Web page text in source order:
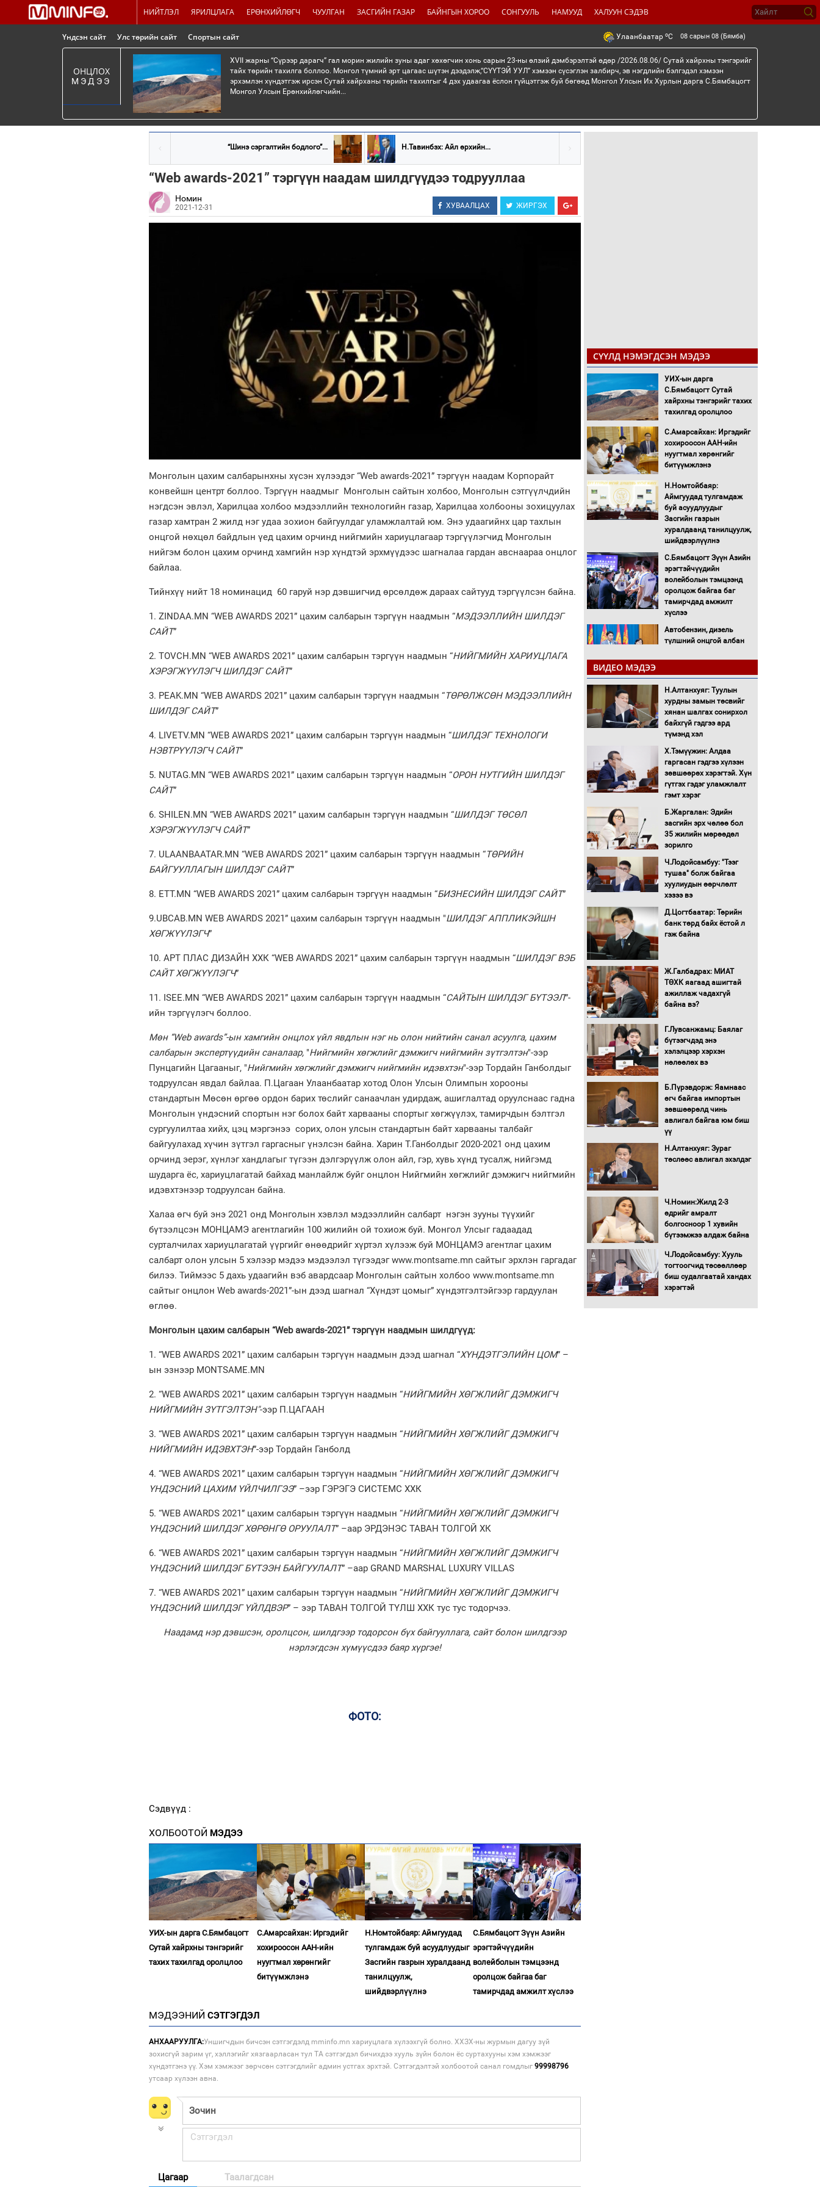
НИЙТЛЭЛ ЯРИЛЦЛАГА ЕРӨНХИЙЛӨГЧ ЧУУЛГАН ЗАСГИЙН ГАЗАР БАЙНГЫН ХОРОО СОНГУУЛЬ НАМУУД ХАЛУУН СЭДЭВ
Үндсэн сайт Улс төрийн сайт Спортын сайт Улаанбаатар oC 08 сарын 08 (Бямба)
ОНЦЛОХ
МЭДЭЭ
XVII жарны “Сүрээр дарагч” гал морин жилийн зуны адаг хөхөгчин хонь сарын 23-ны өлзий дэмбэрэлтэй өдөр /2026.08.06/ Сутай хайрхны тэнгэрийг
тайх төрийн тахилга боллоо. Монгол түмний эрт цагаас шүтэн дээдэлж,“СҮҮТЭЙ УУЛ” хэмээн сүсэглэн залбирч, эв нэгдлийн бэлгэдэл хэмээн
эрхэмлэн хүндэтгэж ирсэн Сутай хайрханы төрийн тахилгыг 4 дэх удаагаа ёслон гүйцэтгэж буй бөгөөд Монгол Улсын Их Хурлын дарга С.Бямбацогт
Монгол Улсын Ерөнхийлөгчийн...
“Шинэ сэргэлтийн бодлого”... Н.Тавинбэх: Айл өрхийн...
“Web awards-2021” тэргүүн наадам шилдгүүдээ тодрууллаа
Номин
2021-12-31 ХУВААЛЦАХ ЖИРГЭХ
Монголын цахим салбарынхны хүсэн хүлээдэг “Web awards-2021” тэргүүн наадам Корпорайт
конвейшн центрт боллоо. Тэргүүн наадмыг Монголын сайтын холбоо, Монголын сэтгүүлчдийн
нэгдсэн эвлэл, Харилцаа холбоо мэдээллийн технологийн газар, Харилцаа холбооны зохицуулах
газар хамтран 2 жилд нэг удаа зохион байгуулдаг уламжлалтай юм. Энэ удаагийнх цар тахлын
онцгой нөхцөл байдлын үед цахим орчинд нийгмийн хариуцлагаар тэргүүлэгчид Монголын
нийгэм болон цахим орчинд хамгийн нэр хүндтэй эрхмүүдээс шагналаа гардан авснаараа онцлог
байлаа.
Тийнхүү нийт 18 номинацид 60 гаруй нэр дэвшигчид өрсөлдөж дараах сайтууд тэргүүлсэн байна.
1. ZINDAA.MN “WEB AWARDS 2021” цахим салбарын тэргүүн наадмын “МЭДЭЭЛЛИЙН ШИЛДЭГ
САЙТ”
2. TOVCH.MN “WEB AWARDS 2021” цахим салбарын тэргүүн наадмын “НИЙГМИЙН ХАРИУЦЛАГА
ХЭРЭГЖҮҮЛЭГЧ ШИЛДЭГ САЙТ”
3. PEAK.MN “WEB AWARDS 2021” цахим салбарын тэргүүн наадмын “ТӨРӨЛЖСӨН МЭДЭЭЛЛИЙН
ШИЛДЭГ САЙТ”
4. LIVETV.MN “WEB AWARDS 2021” цахим салбарын тэргүүн наадмын “ШИЛДЭГ ТЕХНОЛОГИ
НЭВТРҮҮЛЭГЧ САЙТ”
5. NUTAG.MN “WEB AWARDS 2021” цахим салбарын тэргүүн наадмын “ОРОН НУТГИЙН ШИЛДЭГ
САЙТ”
6. SHILEN.MN “WEB AWARDS 2021” цахим салбарын тэргүүн наадмын “ШИЛДЭГ ТӨСӨЛ
ХЭРЭГЖҮҮЛЭГЧ САЙТ”
7. ULAANBAATAR.MN “WEB AWARDS 2021” цахим салбарын тэргүүн наадмын “ТӨРИЙН
БАЙГУУЛЛАГЫН ШИЛДЭГ САЙТ”
8. ETT.MN “WEB AWARDS 2021” цахим салбарын тэргүүн наадмын “БИЗНЕСИЙН ШИЛДЭГ САЙТ”
9.UBCАB.MN WEB AWARDS 2021” цахим салбарын тэргүүн наадмын "ШИЛДЭГ АППЛИКЭЙШН
ХӨГЖҮҮЛЭГЧ”
10. АРТ ПЛАС ДИЗАЙН ХХК “WEB AWARDS 2021” цахим салбарын тэргүүн наадмын “ШИЛДЭГ ВЭБ
САЙТ ХӨГЖҮҮЛЭГЧ”
11. ISEE.MN “WEB AWARDS 2021” цахим салбарын тэргүүн наадмын “САЙТЫН ШИЛДЭГ БҮТЭЭЛ”-
ийн тэргүүлэгч боллоо.
Мөн “Web awards”-ын хамгийн онцлох үйл явдлын нэг нь олон нийтийн санал асуулга, цахим
салбарын экспертүүдийн саналаар, "Нийгмийн хөгжлийг дэмжигч нийгмийн зүтгэлтэн"-ээр
Пунцагийн Цагааныг, "Нийгмийн хөгжлийг дэмжигч нийгмийн идэвхтэн"-ээр Тордайн Ганболдыг
тодруулсан явдал байлаа. П.Цагаан Улаанбаатар хотод Олон Улсын Олимпын хорооны
стандартын Мөсөн өргөө ордон барих төслийг санаачлан удирдаж, ашиглалтад оруулснаас гадна
Монголын үндэсний спортын нэг болох байт харвааны спортыг хөгжүүлэх, тамирчдын бэлтгэл
сургуулилтаа хийх, цэц мэргэнээ сорих, олон улсын стандартын байт харвааны талбайг
байгуулахад хүчин зүтгэл гаргасныг үнэлсэн байна. Харин Т.Ганболдыг 2020-2021 онд цахим
орчинд эерэг, хүнлэг хандлагыг түгээн дэлгэрүүлж олон айл, гэр, хувь хүнд тусалж, нийгэмд
шударга ёс, хариуцлагатай байхад манлайлж буйг онцлон Нийгмийн хөгжлийг дэмжигч нийгмийн
идэвхтэнээр тодруулсан байна.
Халаа өгч буй энэ 2021 онд Монголын хэвлэл мэдээллийн салбарт нэгэн зууны түүхийг
бүтээлцсэн МОНЦАМЭ агентлагийн 100 жилийн ой тохиож буй. Монгол Улсыг гадаадад
сурталчилах хариуцлагатай үүргийг өнөөдрийг хүртэл хүлээж буй МОНЦАМЭ агентлаг цахим
салбарт олон улсын 5 хэлээр мэдээ мэдээлэл түгээдэг www.montsame.mn сайтыг эрхлэн гаргадаг
билээ. Тиймээс 5 дахь удаагийн вэб авардсаар Монголын сайтын холбоо www.montsame.mn
сайтыг онцлон Web awards-2021”-ын дээд шагнал “Хүндэт цомыг” хүндэтгэлтэйгээр гардуулан
өглөө.
Монголын цахим салбарын “Web awards-2021” тэргүүн наадмын шилдгүүд:
1. “WEB AWARDS 2021” цахим салбарын тэргүүн наадмын дээд шагнал “ХҮНДЭТГЭЛИЙН ЦОМ” –
ын эзнээр MONTSAME.MN
2. “WEB AWARDS 2021” цахим салбарын тэргүүн наадмын “НИЙГМИЙН ХӨГЖЛИЙГ ДЭМЖИГЧ
НИЙГМИЙН ЗҮТГЭЛТЭН"-ээр П.ЦАГААН
3. “WEB AWARDS 2021” цахим салбарын тэргүүн наадмын “НИЙГМИЙН ХӨГЖЛИЙГ ДЭМЖИГЧ
НИЙГМИЙН ИДЭВХТЭН”-ээр Тордайн Ганболд
4. “WEB AWARDS 2021” цахим салбарын тэргүүн наадмын “НИЙГМИЙН ХӨГЖЛИЙГ ДЭМЖИГЧ
ҮНДЭСНИЙ ЦАХИМ ҮЙЛЧИЛГЭЭ” –ээр ГЭРЭГЭ СИСТЕМС ХХК
5. “WEB AWARDS 2021” цахим салбарын тэргүүн наадмын “НИЙГМИЙН ХӨГЖЛИЙГ ДЭМЖИГЧ
ҮНДЭСНИЙ ШИЛДЭГ ХӨРӨНГӨ ОРУУЛАЛТ” –аар ЭРДЭНЭС ТАВАН ТОЛГОЙ ХК
6. “WEB AWARDS 2021” цахим салбарын тэргүүн наадмын “НИЙГМИЙН ХӨГЖЛИЙГ ДЭМЖИГЧ
ҮНДЭСНИЙ ШИЛДЭГ БҮТЭЭН БАЙГУУЛАЛТ” –аар GRAND MARSHAL LUXURY VILLAS
7. “WEB AWARDS 2021” цахим салбарын тэргүүн наадмын “НИЙГМИЙН ХӨГЖЛИЙГ ДЭМЖИГЧ
ҮНДЭСНИЙ ШИЛДЭГ ҮЙЛДВЭР” – ээр ТАВАН ТОЛГОЙ ТҮЛШ ХХК тус тус тодорчээ.
Наадамд нэр дэвшсэн, оролцсон, шилдгээр тодорсон бүх байгууллага, сайт болон шилдгээр
нэрлэгдсэн хүмүүсдээ баяр хүргэе!
ФОТО:
Сэдвүүд :
ХОЛБООТОЙ МЭДЭЭ
УИХ-ын дарга С.Бямбацогт
Сутай хайрхны тэнгэрийг
тахих тахилгад оролцлоо
С.Амарсайхан: Иргэдийг
хохироосон ААН-ийн
нуугтмал хөрөнгийг
битүүмжлэнэ
Н.Номтойбаяр: Аймгуудад
тулгамдаж буй асуудлуудыг
Засгийн газрын хуралдаанд
танилцуулж,
шийдвэрлүүлнэ
С.Бямбацогт Зүүн Азийн
эрэгтэйчүүдийн
волейболын тэмцээнд
оролцож байгаа баг
тамирчдад амжилт хүслээ
МЭДЭЭНИЙ СЭТГЭГДЭЛ
АНХААРУУЛГА:Уншигчдын бичсэн сэтгэгдэлд mminfo.mn хариуцлага хүлээхгүй болно. ХХЗХ-ны журмын дагуу зүй
зохисгүй зарим үг, хэллэгийг хязгаарласан тул ТА сэтгэгдэл бичихдээ хууль зүйн болон ёс суртахууны хэм хэмжээг
хүндэтгэнэ үү. Хэм хэмжээг зөрчсөн сэтгэгдлийг админ устгах эрхтэй. Сэтгэгдэлтэй холбоотой санал гомдлыг 99998796
утсаар хүлээн авна.
Цагаар Таалагдсан
СҮҮЛД НЭМЭГДСЭН МЭДЭЭ
УИХ-ын дарга
С.Бямбацогт Сутай
хайрхны тэнгэрийг тахих
тахилгад оролцлоо
С.Амарсайхан: Иргэдийг
хохироосон ААН-ийн
нуугтмал хөрөнгийг
битүүмжлэнэ
Н.Номтойбаяр:
Аймгуудад тулгамдаж
буй асуудлуудыг
Засгийн газрын
хуралдаанд танилцуулж,
шийдвэрлүүлнэ
С.Бямбацогт Зүүн Азийн
эрэгтэйчүүдийн
волейболын тэмцээнд
оролцож байгаа баг
тамирчдад амжилт
хүслээ
Автобензин, дизель
түлшний онцгой албан
Санхүүгийн хэмнэлтийн
горимд эрүүл мэндийн
салбар хамаарахгүй
Нөөцийн махны
нээлттэй ил тод болгоно
Монгол Улс “COP17”-д
“Тал хээрийн
танилцуулна
16 төрлийн эмийг нэг эх
үүсвэрээс худалдан авах
Бүх шатанд хэмнэлтийн
горимд шилжиж, найр
гадаад томилолтыг
хориглолоо
Засгийн газрын ээлжит
хуралдаан болж байна
Автомашинд улсын
дугаарын тэгш,
сондгойгоор шатахуун
Бага орлоготой
иргэдийн орлогод
татвар ногдуулахгүй
байх эрх зүйн орчныг
Хөшөө бүтсэн түүхийг
Хөвсгөл нуурын лусыг
тахих төрийн тахилгын
ёслол боллоо
“Хар жагсаалт”-ын
асуудлыг цэгцлэх
чиглэлээр
Монголбанкны
хугацаатай үүрэг өглөө
ВИДЕО МЭДЭЭ
Н.Алтанхуяг: Туулын
хурдны замын төсвийг
хянан шалгах сонирхол
байхгүй гэдгээ ард
түмэнд хэл
Х.Тэмүүжин: Алдаа
гаргасан гэдгээ хүлээн
зөвшөөрөх хэрэгтэй. Хүн
гүтгэх гэдэг уламжлалт
гэмт хэрэг
Б.Жаргалан: Эдийн
засгийн эрх чөлөө бол
35 жилийн мөрөөдөл
зорилго
Ч.Лодойсамбуу: "Тээг
тушаа" болж байгаа
хуулиудын өөрчлөлт
хэзээ вэ
Д.Цогтбаатар: Төрийн
банк төрд байх ёстой л
гэж байна
Ж.Галбадрах: МИАТ
ТӨХК яагаад ашигтай
ажиллаж чадахгүй
байна вэ?
Г.Лувсанжамц: Баялаг
бүтээгчдэд энэ
хэлэлцээр хэрхэн
нөлөөлөх вэ
Б.Пүрэвдорж: Яамнаас
өгч байгаа импортын
зөвшөөрөлд чинь
авлигал байгаа юм биш
үү
Н.Алтанхуяг: Зураг
төслөөс авлигал эхэлдэг
Ч.Номин:Жилд 2-3
өдрийг амралт
болгосноор 1 хувийн
бүтээмжээ алдаж байна
Ч.Лодойсамбуу: Хууль
тогтоогчид төсөөллөөр
биш судалгаатай хандах
хэрэгтэй